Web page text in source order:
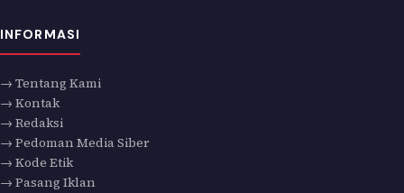
INFORMASI
→ Tentang Kami
→ Kontak
→ Redaksi
→ Pedoman Media Siber
→ Kode Etik
→ Pasang Iklan